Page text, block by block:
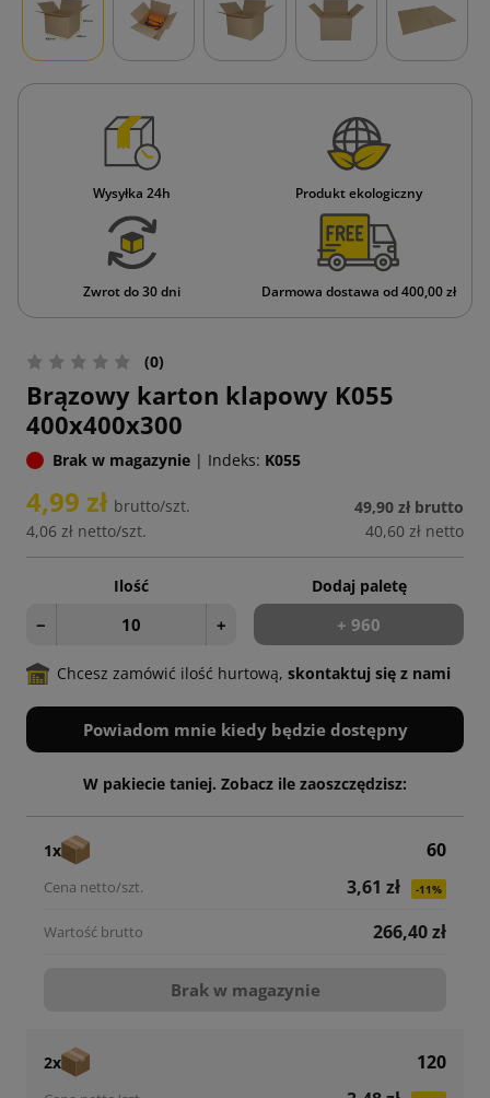
Wysyłka 24h Produkt ekologiczny
Zwrot do 30 dni Darmowa dostawa od 400,00 zł
(0)
Brązowy karton klapowy K055
400x400x300
Brak w magazynie | Indeks: K055
4,99 zł brutto/szt.
4,06 zł netto/szt.
49,90 zł brutto
40,60 zł netto
Ilość
− +
Dodaj paletę
+ 960
Chcesz zamówić ilość hurtową, skontaktuj się z nami
Powiadom mnie kiedy będzie dostępny
W pakiecie taniej. Zobacz ile zaoszczędzisz:
1x
60
3,61 zł
-11%
266,40 zł
Brak w magazynie
2x
120